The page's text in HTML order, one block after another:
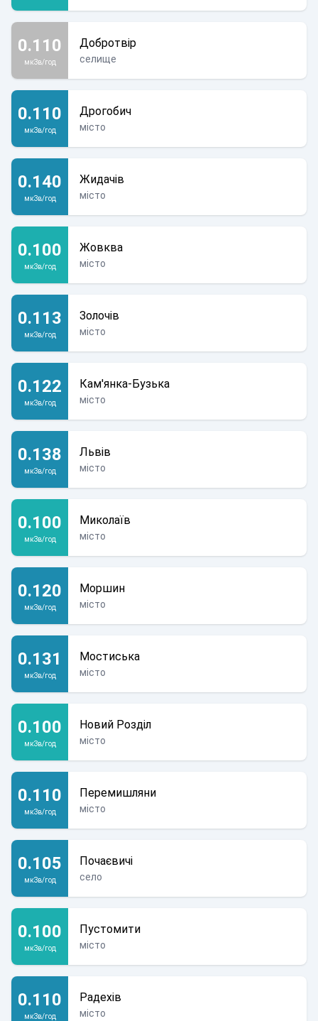
0.110
мкЗв/год
Добротвір
селище
0.110
мкЗв/год
Дрогобич
місто
0.140
мкЗв/год
Жидачів
місто
0.100
мкЗв/год
Жовква
місто
0.113
мкЗв/год
Золочів
місто
0.122
мкЗв/год
Кам'янка-Бузька
місто
0.138
мкЗв/год
Львів
місто
0.100
мкЗв/год
Миколаїв
місто
0.120
мкЗв/год
Моршин
місто
0.131
мкЗв/год
Мостиська
місто
0.100
мкЗв/год
Новий Розділ
місто
0.110
мкЗв/год
Перемишляни
місто
0.105
мкЗв/год
Почаєвичі
село
0.100
мкЗв/год
Пустомити
місто
0.110
мкЗв/год
Радехів
місто